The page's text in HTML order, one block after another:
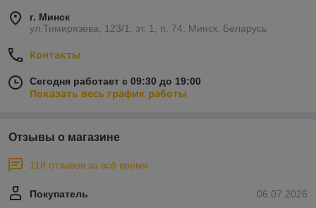
г. Минск
ул.Тимирязева, 123/1, эт. 1, п. 74, Минск, Беларусь
Контакты
Сегодня работает с 09:30 до 19:00
Показать весь график работы
Отзывы о магазине
118 отзывов за всё время
06.07.2026
Покупатель